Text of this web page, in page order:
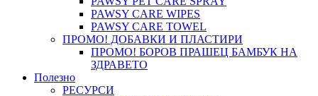
PAWSY CARE WIPES
PAWSY CARE TOWEL
ПРОМО! ДОБАВКИ И ПЛАСТИРИ
ПРОМО! БОРОВ ПРАШЕЦ БАМБУК НА
ЗДРАВЕТО
Полезно
РЕСУРСИ